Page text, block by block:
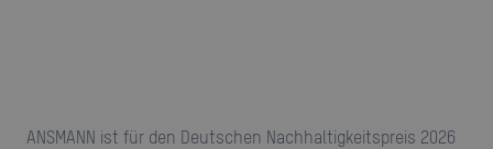
ANSMANN ist für den Deutschen Nachhaltigkeitspreis 2026